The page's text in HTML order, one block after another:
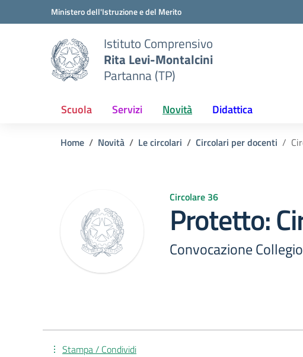
Vai ai contenuti
Vai al menu di navigazioneMinistero dell'Istruzione e del Merito
Istituto Comprensivo
Rita Levi-Montalcini
Partanna (TP)
Scuola Servizi Novità Didattica
Home Novità Le circolari Circolari per docenti
Circolare 36
Protetto:
Convocazione
Stampa / Condividi